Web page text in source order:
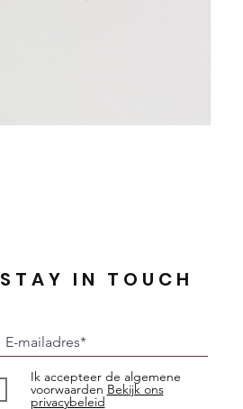
STAY IN TOUCH
Ik accepteer de algemene
voorwaarden Bekijk ons
privacybeleid